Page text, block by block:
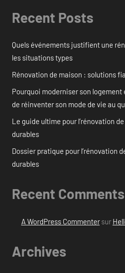
Recent Posts
Quels événements justifient une
les situations types
Rénovation de maison : solutions
Pourquoi moderniser son
de réinventer son mode de vie au
Le guide ultime pour l’rénovation
durables
Dossier pratique pour l’rénovation
durables
Recent Comments
A WordPress Commentersur
Archives